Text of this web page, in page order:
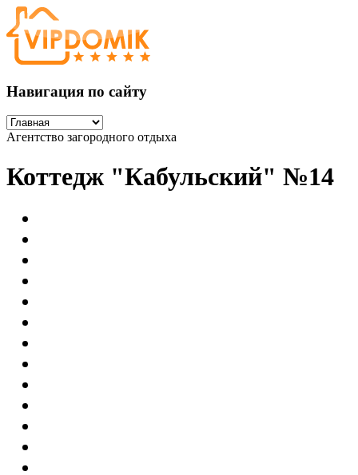
Навигация по сайту
Агентство загородного отдыха
Коттедж "Кабульский" №14